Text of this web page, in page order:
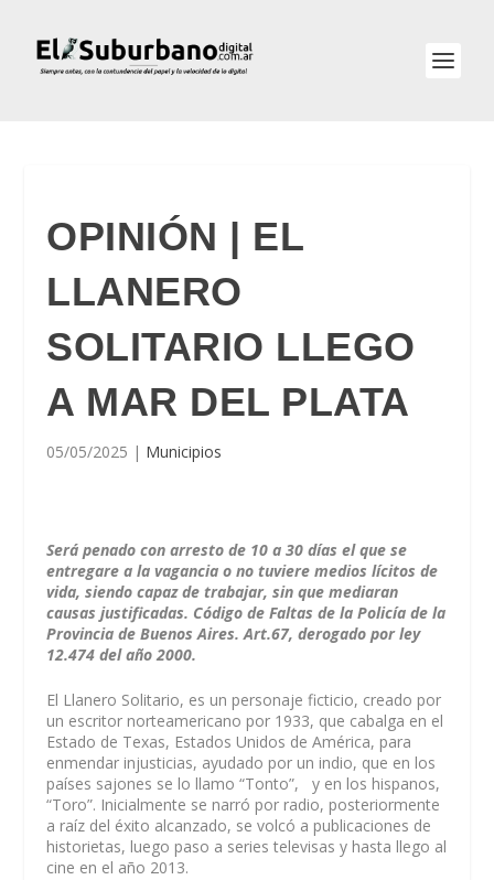
OPINIÓN | EL
LLANERO
SOLITARIO LLEGO
A MAR DEL PLATA
05/05/2025 | Municipios
Será penado con arresto de 10 a 30 días el que se
entregare a la vagancia o no tuviere medios lícitos de
vida, siendo capaz de trabajar, sin que mediaran
causas justificadas. Código de Faltas de la Policía de la
Provincia de Buenos Aires. Art.67, derogado por ley
12.474 del año 2000.
El Llanero Solitario, es un personaje ficticio, creado por
un escritor norteamericano por 1933, que cabalga en el
Estado de Texas, Estados Unidos de América, para
enmendar injusticias, ayudado por un indio, que en los
países sajones se lo llamo “Tonto”, y en los hispanos,
“Toro”. Inicialmente se narró por radio, posteriormente
a raíz del éxito alcanzado, se volcó a publicaciones de
historietas, luego paso a series televisas y hasta llego al
cine en el año 2013.